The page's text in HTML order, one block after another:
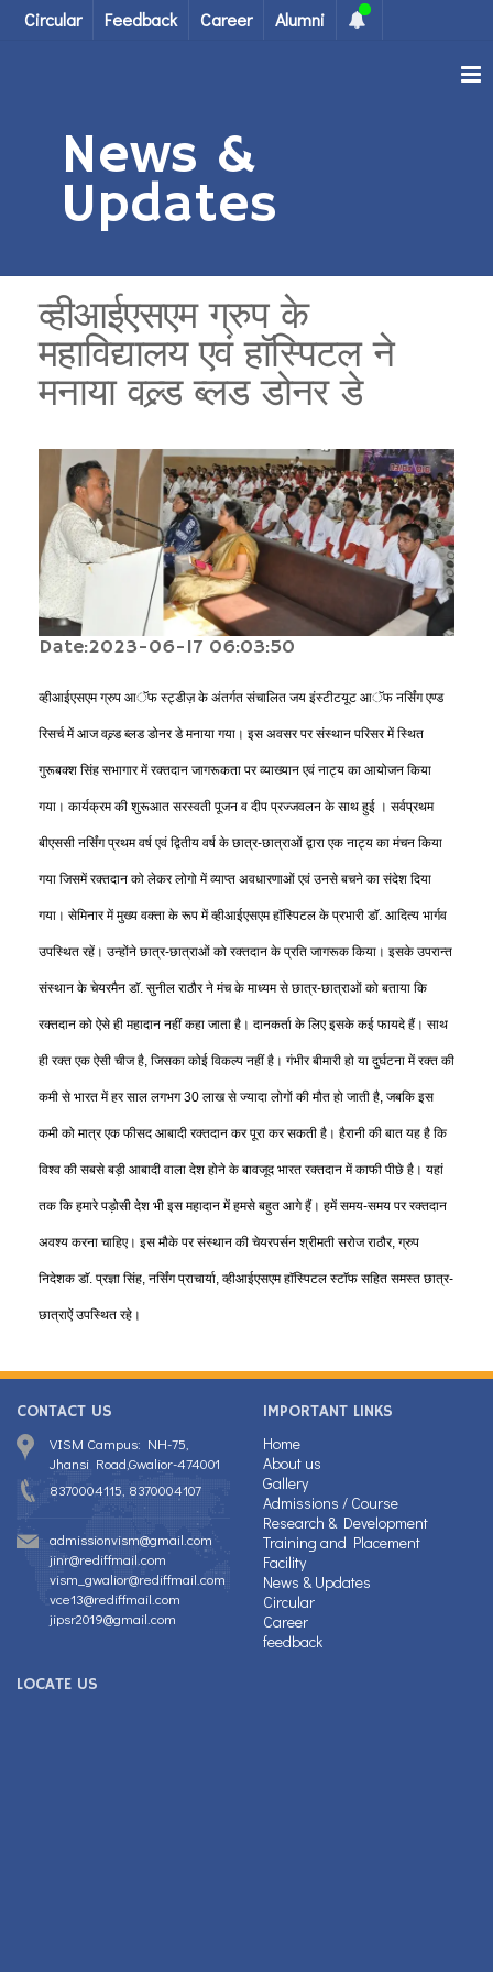
Circular Feedback Career Alumni
News &
Updates
व्हीआईएसएम ग्रुप के
महाविद्यालय एवं हाॅस्पिटल ने
मनाया वल्र्ड ब्लड डोनर डे
Date:2023-06-17 06:03:50
व्हीआईएसएम ग्रुप आॅफ स्ट्डीज़ के अंतर्गत संचालित जय इंस्टीटयूट आॅफ नर्सिंग एण्ड
रिसर्च में आज वल्र्ड ब्लड डोनर डे मनाया गया। इस अवसर पर संस्थान परिसर में स्थित
गुरूबक्श सिंह सभागार में रक्तदान जागरूकता पर व्याख्यान एवं नाट्य का आयोजन किया
गया। कार्यक्रम की शुरूआत सरस्वती पूजन व दीप प्रज्जवलन के साथ हुई । सर्वप्रथम
बीएससी नर्सिंग प्रथम वर्ष एवं द्वितीय वर्ष के छात्र-छात्राओं द्वारा एक नाट्य का मंचन किया
गया जिसमें रक्तदान को लेकर लोगो में व्याप्त अवधारणाओं एवं उनसे बचने का संदेश दिया
गया। सेमिनार में मुख्य वक्ता के रूप में व्हीआईएसएम हाॅस्पिटल के प्रभारी डाॅ. आदित्य भार्गव
उपस्थित रहें। उन्होंने छात्र-छात्राओं को रक्तदान के प्रति जागरूक किया। इसके उपरान्त
संस्थान के चेयरमैन डाॅ. सुनील राठौर ने मंच के माध्यम से छात्र-छात्राओं को बताया कि
रक्तदान को ऐसे ही महादान नहीं कहा जाता है। दानकर्ता के लिए इसके कई फायदे हैं। साथ
ही रक्त एक ऐसी चीज है, जिसका कोई विकल्प नहीं है। गंभीर बीमारी हो या दुर्घटना में रक्त की
कमी से भारत में हर साल लगभग 30 लाख से ज्यादा लोगों की मौत हो जाती है, जबकि इस
कमी को मात्र एक फीसद आबादी रक्तदान कर पूरा कर सकती है। हैरानी की बात यह है कि
विश्व की सबसे बड़ी आबादी वाला देश होने के बावजूद भारत रक्तदान में काफी पीछे है। यहां
तक कि हमारे पड़ोसी देश भी इस महादान में हमसे बहुत आगे हैं। हमें समय-समय पर रक्तदान
अवश्य करना चाहिए। इस मौके पर संस्थान की चेयरपर्सन श्रीमती सरोज राठौर, ग्रुप
निदेशक डाॅ. प्रज्ञा सिंह, नर्सिंग प्राचार्या, व्हीआईएसएम हाॅस्पिटल स्टाॅफ सहित समस्त छात्र-
छात्राऐं उपस्थित रहे।
CONTACT US
VISM Campus: NH-75,
Jhansi Road,Gwalior-474001
8370004115, 8370004107
admissionvism@gmail.com
jinr@rediffmail.com
vism_gwalior@rediffmail.com
vce13@rediffmail.com
jipsr2019@gmail.com
IMPORTANT LINKS
Home
About us
Gallery
Admissions / Course
Research & Development
Training and Placement
Facility
News & Updates
Circular
Career
feedback
LOCATE US